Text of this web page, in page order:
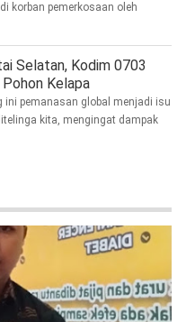
korban pemerkosaan oleh
Selatan, Kodim 0703
Kelapa
ini pemanasan global menjadi isu
kita, mengingat dampak